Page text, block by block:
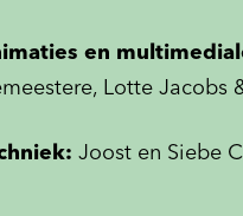
en
Lotte Jacobs
Joost en Siebe